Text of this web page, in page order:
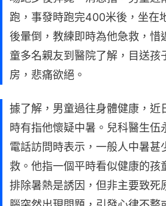
跑，事發時跑完400米後，坐在
後暈倒，教練即時為他急救，惜
童多名親友到醫院了解，目送孩
房，悲痛欲絕。
據了解，男童過往身體健康，近
時有指他懷疑中暑。兒科醫生伍
電話訪問時表示，一般人中暑甚
救。他指一個平時看似健康的孩
排除暑熱是誘因，但非主要致死